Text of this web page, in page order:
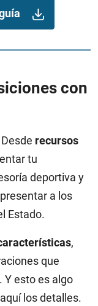
con
recursos
tu
deportiva y
a los
Estado.
,
que
Y esto es algo
los detalles.